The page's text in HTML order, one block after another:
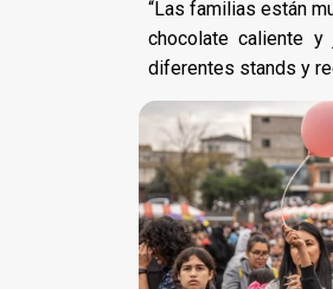
“Las familias están
chocolate caliente
diferentes stands y